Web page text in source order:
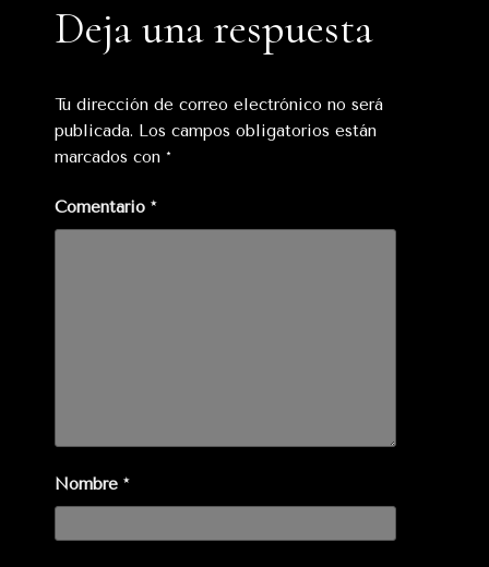
Deja una respuesta
Tu dirección de correo electrónico no será
publicada. Los campos obligatorios están
marcados con *
Comentario *
Nombre *